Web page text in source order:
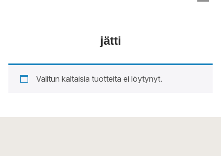
jätti
Valitun kaltaisia tuotteita ei löytynyt.